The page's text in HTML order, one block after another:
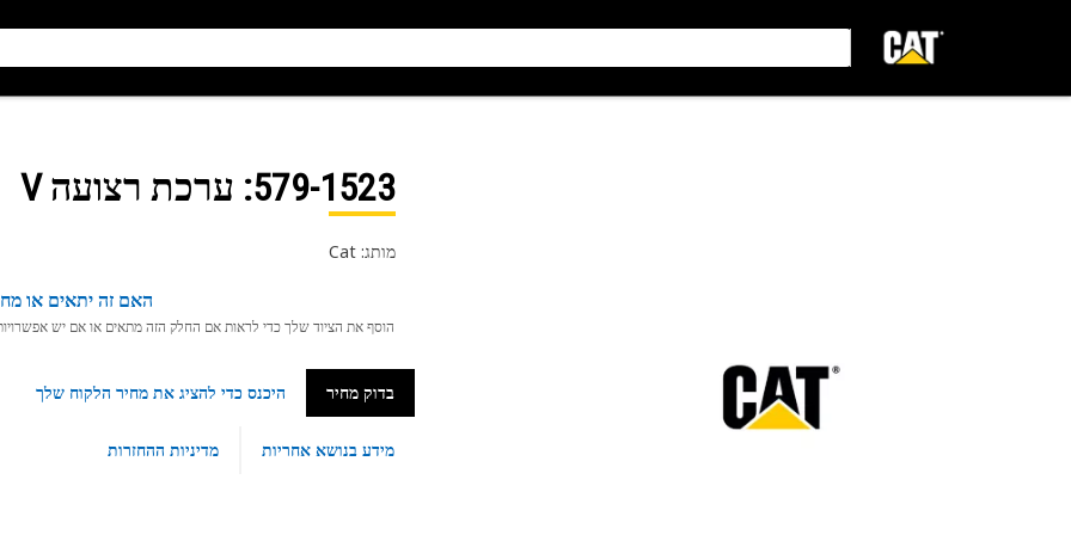
579-1523: ערכת רצועה V
מותג: Cat
האם זה יתאים או
הוסף את הציוד שלך כדי לראות אם החלק הזה מתאים או אם יש אפשרויות
בדוק מחיר היכנס כדי להציג את מחיר הלקוח שלך
מידע בנושא אחריות מדיניות ההחזרות